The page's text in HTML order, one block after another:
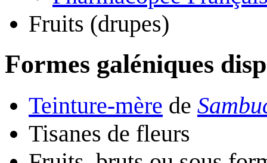
Fruits (drupes)
Formes galéniques
Teinture-mère de
Tisanes de fleurs